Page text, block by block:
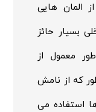
المان هایی
بسیار حائز
معمول از
که از نامش
استفاده می